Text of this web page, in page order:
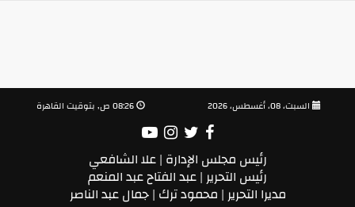
رئيس مجلس الإدارة | علا الشافعي
رئيس التحرير | عبد الفتاح عبد المنعم
مديرا التحرير | محمود ترك | جمال عبد الناصر